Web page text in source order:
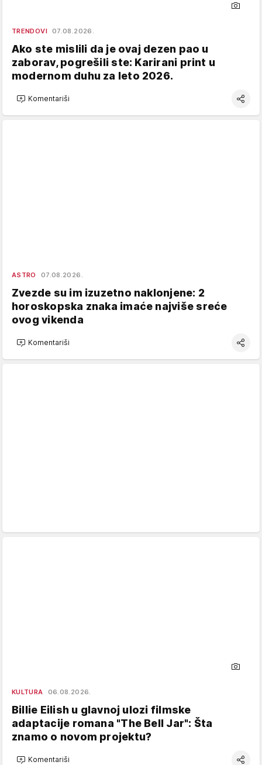
TRENDOVI 07.08.2026.
Ako ste mislili da je ovaj dezen pao u
zaborav, pogrešili ste: Karirani print u
modernom duhu za leto 2026.
Komentariši
ASTRO 07.08.2026.
Zvezde su im izuzetno naklonjene: 2
horoskopska znaka imaće najviše sreće
ovog vikenda
Komentariši
KULTURA 06.08.2026.
Billie Eilish u glavnoj ulozi filmske
adaptacije romana "The Bell Jar": Šta
znamo o novom projektu?
Komentariši